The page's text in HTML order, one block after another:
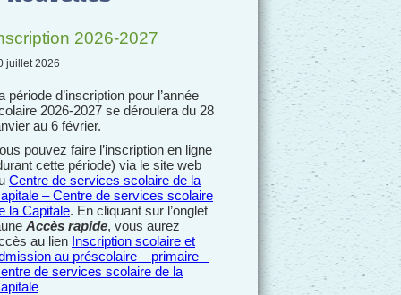
2026-2027
juillet 2026
période d’inscription pour l’année
2026-2027 se déroulera du 28
au 6 février.
pouvez faire l’inscription en ligne
cette période) via le site web
Centre de services scolaire de la
– Centre de services scolaire
la Capitale. En cliquant sur l’onglet
Accès rapide, vous aurez
au lien Inscription scolaire et
au préscolaire – primaire –
de services scolaire de la